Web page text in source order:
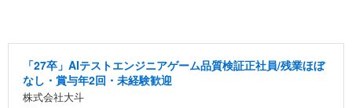
「27卒」AIテストエンジニアゲーム品質検証正社員/残業ほぼ
なし・賞与年2回・未経験歓迎
株式会社大斗